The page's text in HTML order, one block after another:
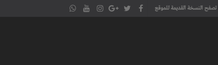
تصفح النسخة القديمة للموقع